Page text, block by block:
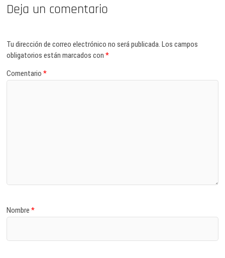
Deja un comentario
Tu dirección de correo electrónico no será publicada. Los campos
obligatorios están marcados con*
Comentario*
Nombre*